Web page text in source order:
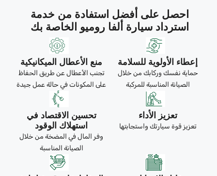
احصل على أفضل استفادة من خدمة
استرداد سيارة ألفا روميو الخاصة بك
إعطاء الأولوية للسلامة
حماية نفسك وركابك من خلال
الصيانة المناسبة للمركبة
منع الأعطال الميكانيكية
تجنب الأعطال عن طريق الحفاظ
على المكونات في حالة عمل جيدة
تعزيز الأداء
تعزيز قوة سيارتك واستجابتها
تحسين الاقتصاد في
استهلاك الوقود
وفر المال في المضخة من خلال
الصيانة المناسبة